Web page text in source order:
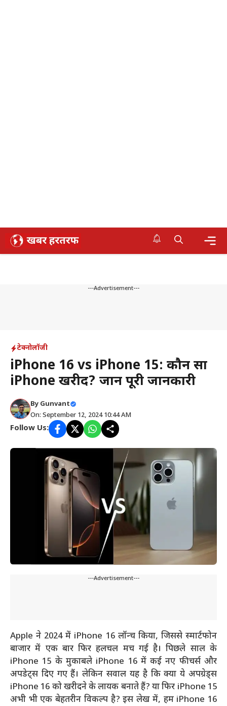
Skip
---Advertisement---
टेक्नोलॉजी
iPhone 16 vs iPhone 15: कौन सा
iPhone खरीदें? जानें पूरी जानकारी
By Gunvant
On: September 12, 2024 10:44 AM
Follow Us:
---Advertisement---
Apple ने 2024 में iPhone 16 लॉन्च किया, जिससे स्मार्टफोन
बाजार में एक बार फिर हलचल मच गई है। पिछले साल के
iPhone 15 के मुकाबले iPhone 16 में कई नए फीचर्स और
अपडेट्स दिए गए हैं। लेकिन सवाल यह है कि क्या ये अपग्रेड्स
iPhone 16 को खरीदने के लायक बनाते हैं? या फिर iPhone 15
अभी भी एक बेहतरीन विकल्प है? इस लेख में, हम iPhone 16